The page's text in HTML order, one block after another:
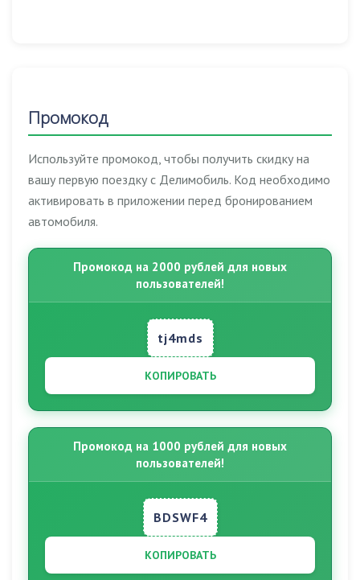
Промокод
Используйте промокод, чтобы получить скидку на
вашу первую поездку с Делимобиль. Код необходимо
активировать в приложении перед бронированием
автомобиля.
Промокод на 2000 рублей для новых
пользователей!
tj4mds
КОПИРОВАТЬ
Промокод на 1000 рублей для новых
пользователей!
BDSWF4
КОПИРОВАТЬ